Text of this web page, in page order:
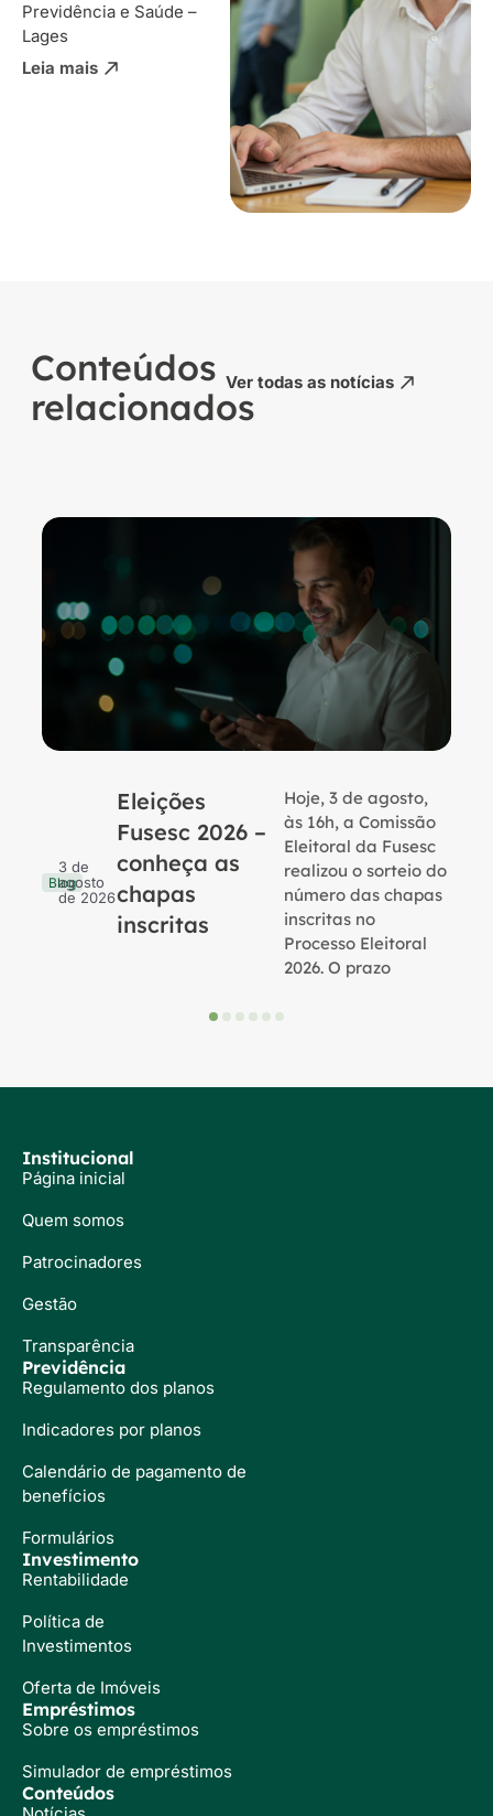
Previdência e Saúde –
Lages
Leia mais
Conteúdos
relacionados
Ver todas as notícias
Blog
3 de
agosto
de 2026
Eleições
Fusesc 2026 –
conheça as
chapas
inscritas
Hoje, 3 de agosto,
às 16h, a Comissão
Eleitoral da Fusesc
realizou o sorteio do
número das chapas
inscritas no
Processo Eleitoral
2026. O prazo
Institucional
Página inicial
Quem somos
Patrocinadores
Gestão
Transparência
Previdência
Regulamento dos planos
Indicadores por planos
Calendário de pagamento de
benefícios
Formulários
Investimento
Rentabilidade
Política de
Investimentos
Oferta de Imóveis
Empréstimos
Sobre os empréstimos
Simulador de empréstimos
Conteúdos